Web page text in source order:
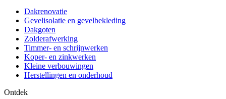
Dakrenovatie
Gevelisolatie en gevelbekleding
Dakgoten
Zolderafwerking
Timmer- en schrijnwerken
Koper- en zinkwerken
Kleine verbouwingen
Herstellingen en onderhoud
Ontdek